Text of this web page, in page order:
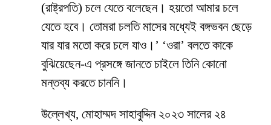
(রাষ্ট্রপতি) চলে যেতে বলেছেন। হয়তো আমার চলে
যেতে হবে। তোমরা চলতি মাসের মধ্যেই বঙ্গভবন ছেড়ে
যার যার মতো করে চলে যাও।’ ‘ওরা’ বলতে কাকে
বুঝিয়েছেন-এ প্রসঙ্গে জানতে চাইলে তিনি কোনো
মন্তব্য করতে চাননি।
উল্লেখ্য, মোহাম্মদ সাহাবুদ্দিন ২০২৩ সালের ২৪